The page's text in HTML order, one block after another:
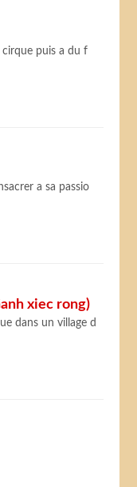
cirque puis a du f
a sa passio
xiec rong)
dans un village d